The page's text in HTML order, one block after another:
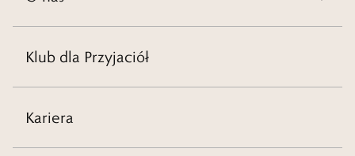
Klub dla Przyjaciół
Kariera